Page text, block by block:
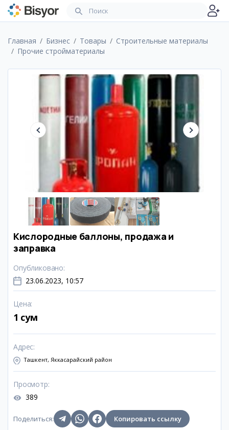
Главная Бизнес Товары
Строительные материалы
Прочие стройматериалы
Кислородные баллоны, продажа и
заправка
Опубликовано:
23.06.2023, 10:57
Цена:
1 сум
Адрес:
Ташкент, Яккасарайский район
Просмотр:
389
Поделиться: Копировать ссылку